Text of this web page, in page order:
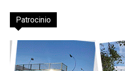
Patrocinio